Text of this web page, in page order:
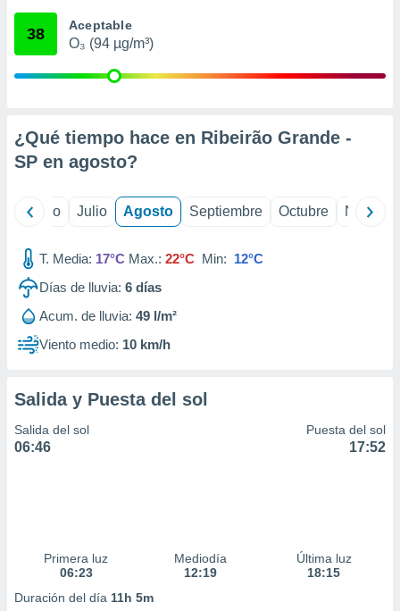
mediante
publicidad
1199
38 Aceptable
O₃ (94 µg/m³)
¿Qué tiempo hace en Ribeirão Grande -
SP en agosto?
Junio Julio Agosto Septiembre Octubre
T. Media: 17°C Max.: 22°C Min: 12°C
Días de lluvia: 6 días
Acum. de lluvia: 49 l/m²
Viento medio: 10 km/h
Salida y Puesta del sol
Salida del sol
06:46
Puesta del sol
17:52
Primera luz
06:23
Mediodía
12:19
Última luz
18:15
Duración del día 11h 5m